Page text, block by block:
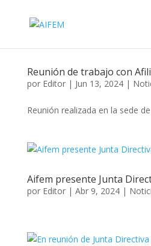
Reunión de trabajo con
por Editor| Jun 13, 2024|
Reunión realizada en la sede
Aifem presente Junta
por Editor| Abr 9, 2024|